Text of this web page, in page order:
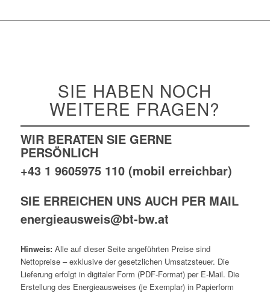
SIE HABEN NOCH
WEITERE FRAGEN?
WIR BERATEN SIE GERNE
PERSÖNLICH
+43 1 9605975 110 (mobil erreichbar)
SIE ERREICHEN UNS AUCH PER MAIL
energieausweis@bt-bw.at
Hinweis:Alle auf dieser Seite angeführten Preise sind
Nettopreise – exklusive der gesetzlichen Umsatzsteuer. Die
Lieferung erfolgt in digitaler Form (PDF-Format) per E-Mail. Die
Erstellung des Energieausweises (je Exemplar) in Papierform